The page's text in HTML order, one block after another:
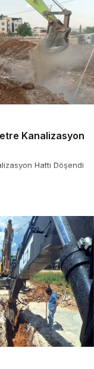
Kanalizasyon
Hattı Döşendi